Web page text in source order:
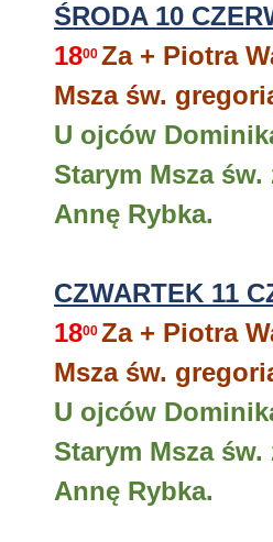
ŚRODA 10
1800 Za + Piotra
Msza św.
U ojców
Starym Msza św.
Annę Rybka.
CZWARTEK 11
1800 Za + Piotra
Msza św.
U ojców
Starym Msza św.
Annę Rybka.